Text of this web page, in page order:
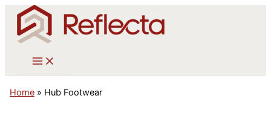
inhoud
Home» Hub Footwear